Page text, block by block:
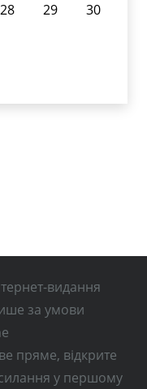
28 29
30
видання
за умови
пряме, відкрите
у першому